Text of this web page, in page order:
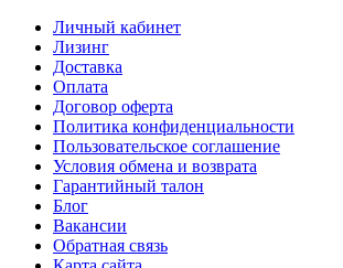
Личный кабинет
Лизинг
Доставка
Оплата
Договор оферта
Политика конфиденциальности
Пользовательское соглашение
Условия обмена и возврата
Гарантийный талон
Блог
Вакансии
Обратная связь